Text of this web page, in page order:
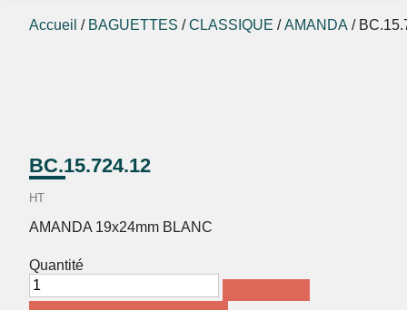
Accueil / BAGUETTES /CLASSIQUE /AMANDA /
BC.15.724.12
HT
AMANDA 19x24mm BLANC
Quantité